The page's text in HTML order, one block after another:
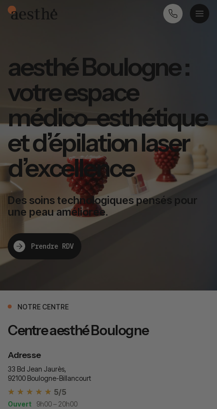
aesthé Boulogne :
votre espace
médico-esthétique
et d’épilation laser
d’excellence
Des soins technologiques pensés pour
une peau améliorée.
Prendre RDV
NOTRE CENTRE
Centre aesthé Boulogne
Adresse
33 Bd Jean Jaurès,
92100 Boulogne-Billancourt
★★★★★
★★★★★ 5/5
Ouvert 9h00 – 20h00